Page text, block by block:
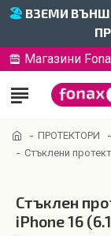
🏖️ ВЗЕМИ
Магазини
ПРОТЕКТОРИ
Стъклени
Стъклен
iPhone 16